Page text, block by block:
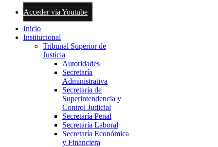
Acceder vía Youtube
Inicio
Institucional
Tribunal Superior de
Justicia
Autoridades
Secretaría
Administrativa
Secretaría de
Superintendencia y
Control Judicial
Secretaría Penal
Secretaría Laboral
Secretaría Económica
y Financiera